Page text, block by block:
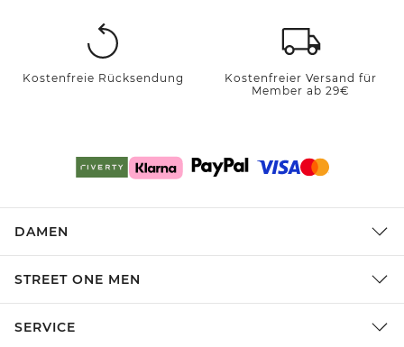
Kostenfreie Rücksendung
Kostenfreier Versand für
Member ab 29€
DAMEN
STREET ONE MEN
SERVICE